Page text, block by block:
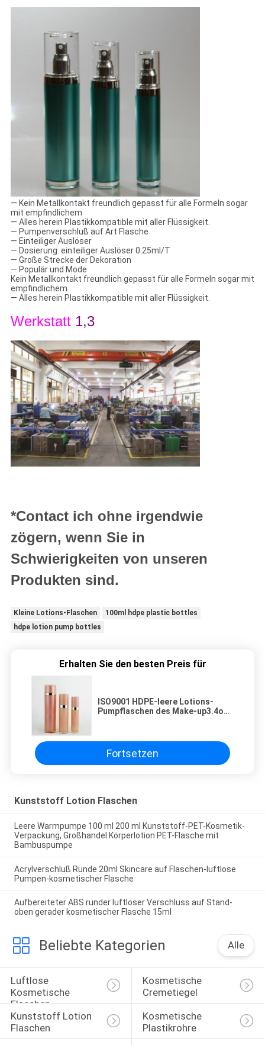
— Kein Metallkontakt freundlich gepasst für alle Formeln sogar
mit empfindlichem
— Alles herein Plastikkompatible mit aller Flüssigkeit.
— Pumpenverschluß auf Art Flasche
— Einteiliger Auslöser
— Dosierung: einteiliger Auslöser 0.25ml/T
— Große Strecke der Dekoration
— Populär und Mode
Kein Metallkontakt freundlich gepasst für alle Formeln sogar mit
empfindlichem
— Alles herein Plastikkompatible mit aller Flüssigkeit.
Werkstatt 1,3
*Contact ich ohne irgendwie
zögern, wenn Sie in
Schwierigkeiten von unseren
Produkten sind.
Kleine Lotions-Flaschen
100ml hdpe plastic bottles
hdpe lotion pump bottles
Erhalten Sie den besten Preis für
ISO9001 HDPE-leere Lotions-
Pumpflaschen des Make-up3.4oz
Fortsetzen
Kunststoff Lotion Flaschen
Leere Warmpumpe 100 ml 200 ml Kunststoff-PET-Kosmetik-
Verpackung, Großhandel Körperlotion PET-Flasche mit
Bambuspumpe
Acrylverschluß Runde 20ml Skincare auf Flaschen-luftlose
Pumpen-kosmetischer Flasche
Aufbereiteter ABS runder luftloser Verschluss auf Stand-
oben gerader kosmetischer Flasche 15ml
Beliebte Kategorien Alle
Luftlose
Kosmetische
Flaschen
Kosmetische
Cremetiegel
Kunststoff Lotion
Flaschen
Kosmetische
Plastikrohre